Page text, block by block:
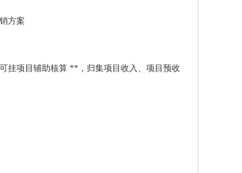
方案
挂项目辅助核算 **，归集项目收入、项目预收